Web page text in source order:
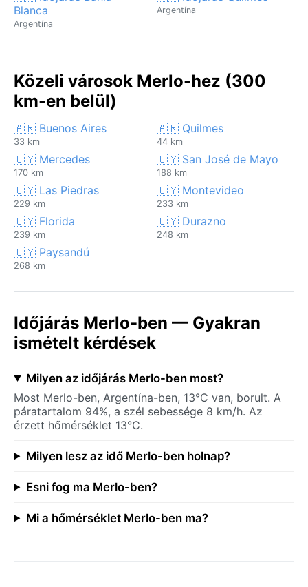
Blanca
Argentína
Argentína
Közeli városok Merlo-hez (300
km-en belül)
🇦🇷 Buenos Aires
33 km
🇦🇷 Quilmes
44 km
🇺🇾 Mercedes
170 km
🇺🇾 San José de Mayo
188 km
🇺🇾 Las Piedras
229 km
🇺🇾 Montevideo
233 km
🇺🇾 Florida
239 km
🇺🇾 Durazno
248 km
🇺🇾 Paysandú
268 km
Időjárás Merlo-ben — Gyakran
ismételt kérdések
Milyen az időjárás Merlo-ben most?
Most Merlo-ben, Argentína-ben, 13°C van, borult. A
páratartalom 94%, a szél sebessége 8 km/h. Az
érzett hőmérséklet 13°C.
Milyen lesz az idő Merlo-ben holnap?
Esni fog ma Merlo-ben?
Mi a hőmérséklet Merlo-ben ma?